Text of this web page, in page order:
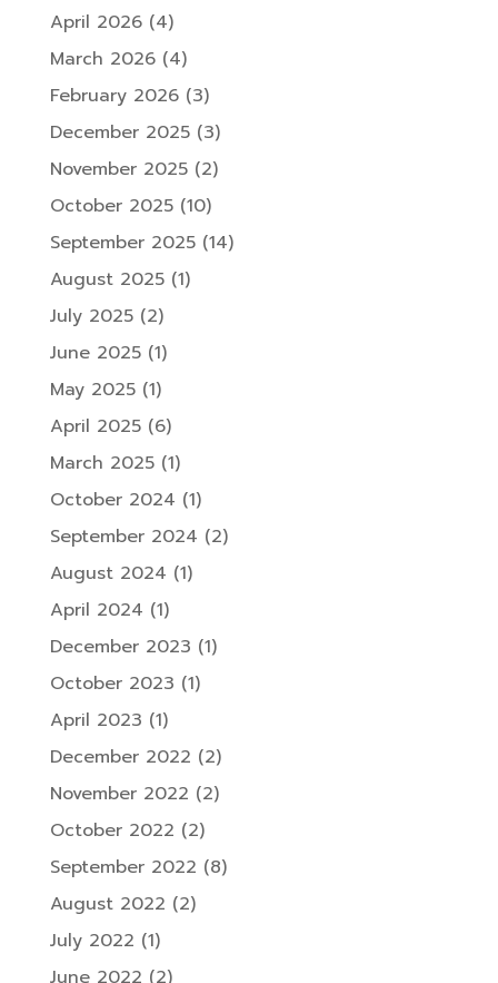
April 2026(4)
March 2026(4)
February 2026(3)
December 2025(3)
November 2025(2)
October 2025(10)
September 2025(14)
August 2025(1)
July 2025(2)
June 2025(1)
May 2025(1)
April 2025(6)
March 2025(1)
October 2024 (1)
September 2024 (2)
August 2024 (1)
April 2024 (1)
December 2023 (1)
October 2023 (1)
April 2023 (1)
December 2022 (2)
November 2022 (2)
October 2022 (2)
September 2022 (8)
August 2022 (2)
July 2022 (1)